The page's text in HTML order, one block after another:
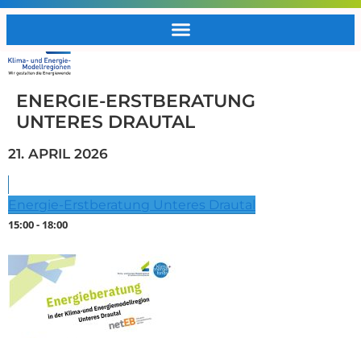
ENERGIE-ERSTBERATUNG
UNTERES DRAUTAL
21. APRIL 2026
Energie-Erstberatung Unteres Drautal
15:00 - 18:00